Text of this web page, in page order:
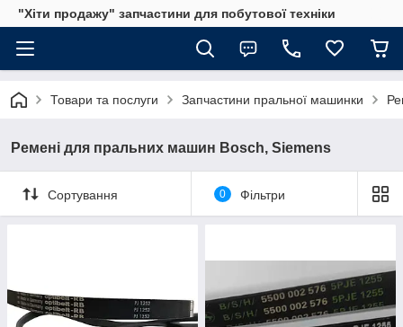
"Хіти продажу" запчастини для побутової техніки
Товари та послуги Запчастини пральної машинки
Ремені для пральних машин Bosch, Siemens
Сортування 0 Фільтри